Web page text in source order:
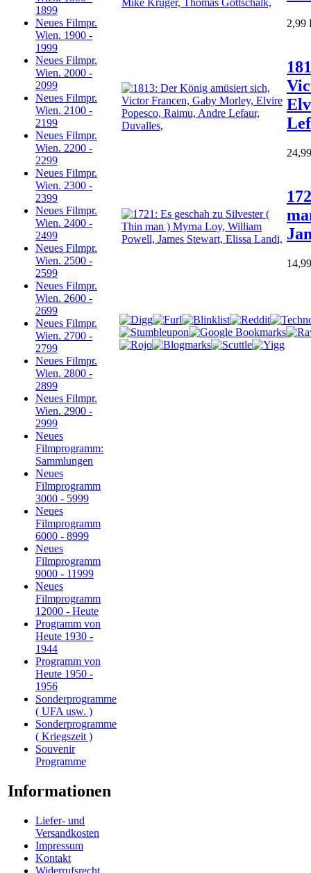
1899
Neues Filmpr.
Wien. 1900 -
1999
Neues Filmpr.
Wien. 2000 -
2099
Neues Filmpr.
Wien. 2100 -
2199
Neues Filmpr.
Wien. 2200 -
2299
Neues Filmpr.
Wien. 2300 -
2399
Neues Filmpr.
Wien. 2400 -
2499
Neues Filmpr.
Wien. 2500 -
2599
Neues Filmpr.
Wien. 2600 -
2699
Neues Filmpr.
Wien. 2700 -
2799
Neues Filmpr.
Wien. 2800 -
2899
Neues Filmpr.
Wien. 2900 -
2999
Neues
Filmprogramm:
Sammlungen
Neues
Filmprogramm
3000 - 5999
Neues
Filmprogramm
6000 - 8999
Neues
Filmprogramm
9000 - 11999
Neues
Filmprogramm
12000 - Heute
Programm von
Heute 1930 -
1944
Programm von
Heute 1950 -
1956
Sonderprogramme
( UFA usw. )
Sonderprogramme
( Kriegszeit )
Souvenir
Programme
Informationen
Liefer- und
Versandkosten
Impressum
Kontakt
Widerrufsrecht
2,99